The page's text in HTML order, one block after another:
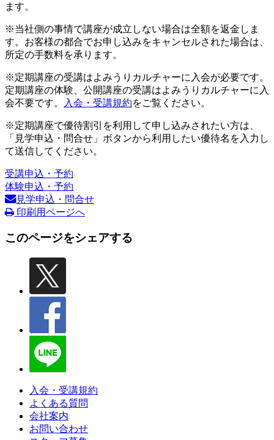
ます。
※当社側の事情で講座が成立しない場合は全額を返金しま
す。お客様の都合でお申し込みをキャンセルされた場合は、
所定の手数料を承ります。
※定期講座の受講はよみうりカルチャーに入会が必要です。
定期講座の体験、公開講座の受講はよみうりカルチャーに入
会不要です。
入会・受講規約をご覧ください。
※定期講座で優待割引を利用して申し込みされたい方は、
「見学申込・問合せ」ボタンから利用したい優待名を入力し
て送信してください。
受講申込・予約
体験申込・予約
見学申込・問合せ
印刷用ページへ
このページをシェアする
入会・受講規約
よくある質問
会社案内
お問い合わせ